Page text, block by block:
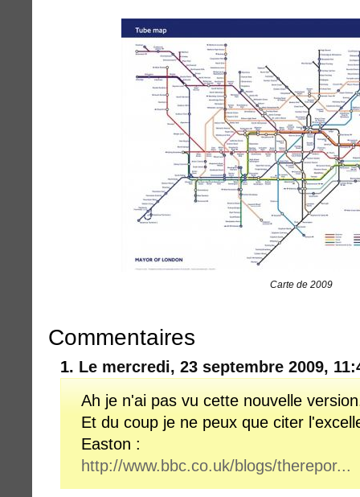
Carte de 2009
Commentaires
1. Le mercredi, 23 septembre 2009,
Ah je n'ai pas vu cette nouvelle
Et du coup je ne peux que citer
Easton :
http://www.bbc.co.uk/blogs/therepor...